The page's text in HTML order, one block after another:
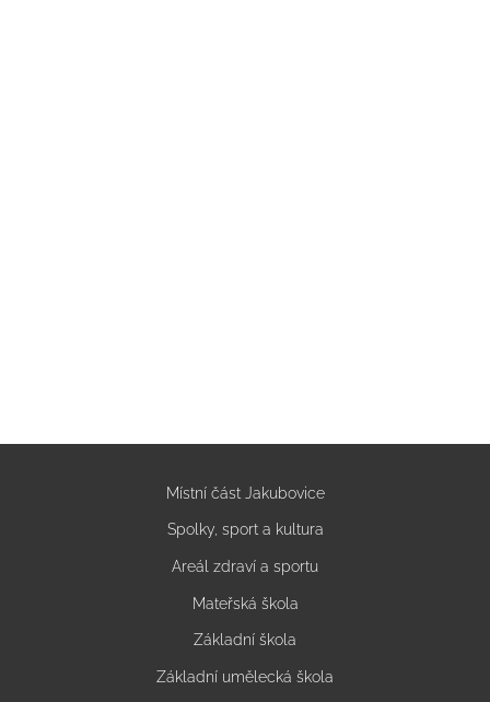
Místní část Jakubovice
Spolky, sport a kultura
Areál zdraví a sportu
Mateřská škola
Základní škola
Základní umělecká škola